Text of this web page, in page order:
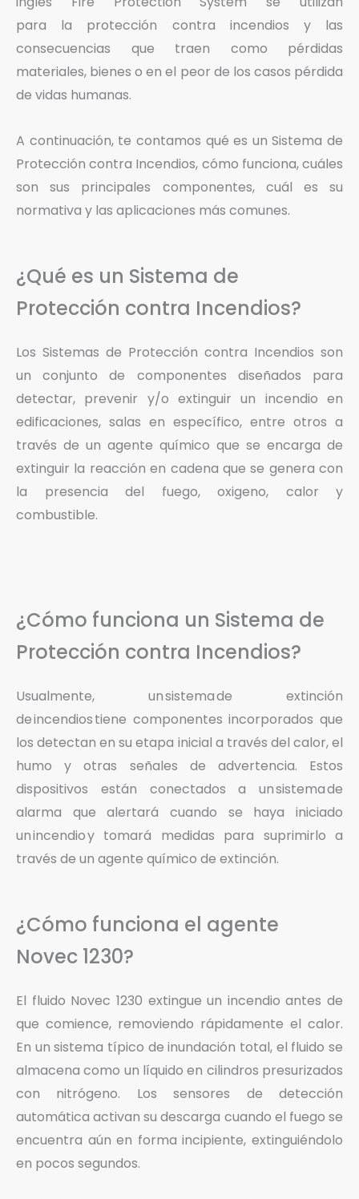
para la protección contra incendios y las
consecuencias que traen como pérdidas
materiales, bienes o en el peor de los casos pérdida
de vidas humanas.
A continuación, te contamos qué es un Sistema de
Protección contra Incendios, cómo funciona, cuáles
son sus principales componentes, cuál es su
normativa y las aplicaciones más comunes.
¿Qué es un Sistema de
Protección contra Incendios?
Los Sistemas de Protección contra Incendios son
un conjunto de componentes diseñados para
detectar, prevenir y/o extinguir un incendio en
edificaciones, salas en específico, entre otros a
través de un agente químico que se encarga de
extinguir la reacción en cadena que se genera con
la presencia del fuego, oxigeno, calor y
combustible.
¿Cómo funciona un Sistema de
Protección contra Incendios?
Usualmente, un sistema de extinción
de incendios tiene componentes incorporados que
los detectan en su etapa inicial a través del calor, el
humo y otras señales de advertencia. Estos
dispositivos están conectados a un sistema de
alarma que alertará cuando se haya iniciado
un incendio y tomará medidas para suprimirlo a
través de un agente químico de extinción.
¿Cómo funciona el agente
Novec 1230?
El fluido Novec 1230 extingue un incendio antes de
que comience, removiendo rápidamente el calor.
En un sistema típico de inundación total, el fluido se
almacena como un líquido en cilindros presurizados
con nitrógeno. Los sensores de detección
automática activan su descarga cuando el fuego se
encuentra aún en forma incipiente, extinguiéndolo
en pocos segundos.